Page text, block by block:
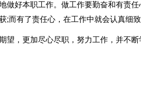
做好本职工作。做工作要勤奋和有责
而有了责任心，在工作中就会认真细致
望，更加尽心尽职，努力工作，并不